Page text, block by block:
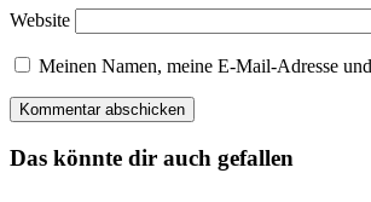
Website
Meinen Namen, meine E-Mail-Adresse
Das könnte dir auch gefallen